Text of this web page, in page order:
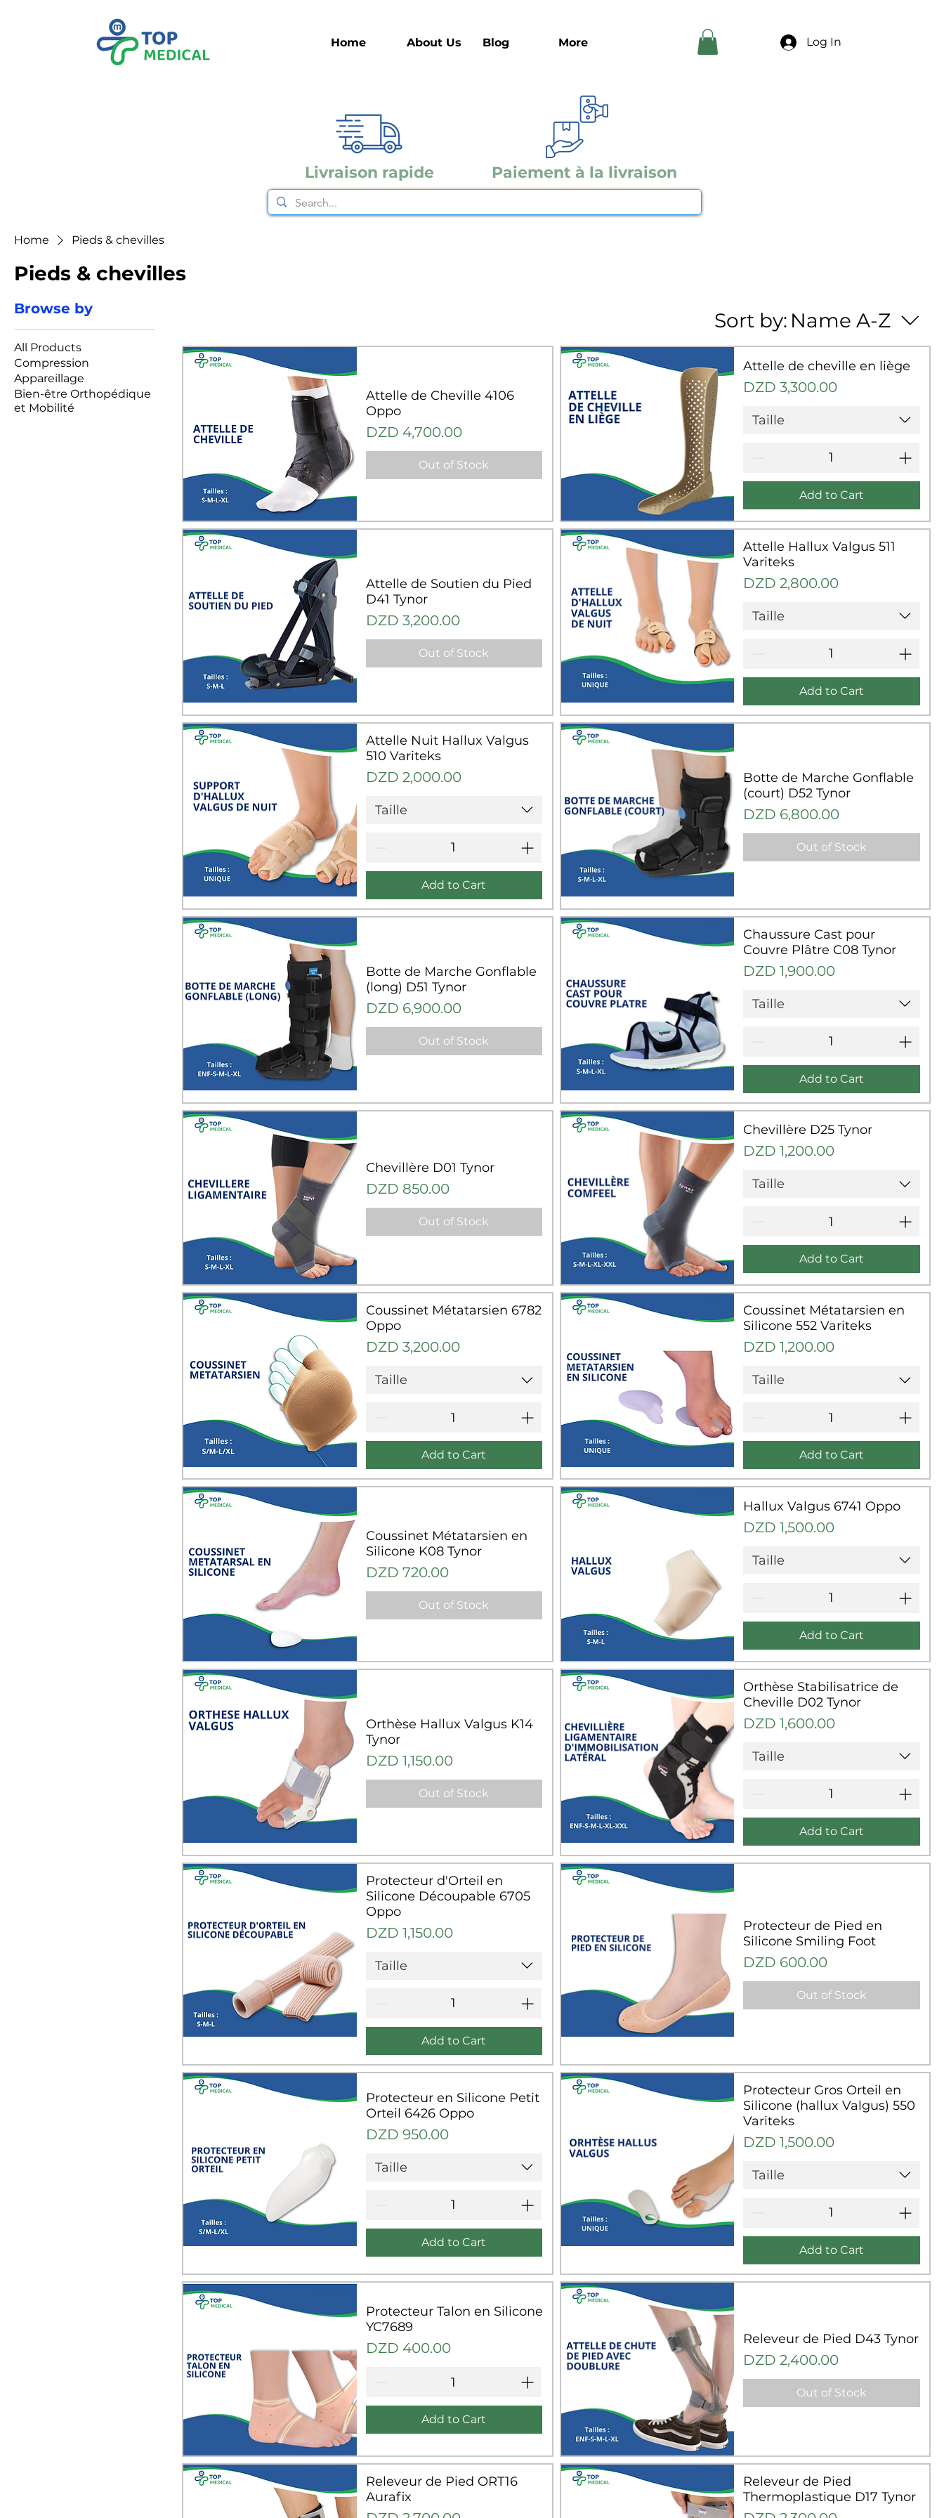
Home About Us Blog More Log In
Livraison rapide Paiement à la livraison
Home Pieds & chevilles
Pieds & chevilles
Browse by
All Products
Compression
Appareillage
Bien-être Orthopédique
et Mobilité
Sort by: Name A-Z
Quick View
Attelle de Cheville 4106
Oppo
Price
DZD 4,700.00
Out of Stock
Quick View
Attelle de cheville en liège
Price
DZD 3,300.00
Taille
Add to Cart
Quick View
Attelle de Soutien du Pied
D41 Tynor
Price
DZD 3,200.00
Out of Stock
Quick View
Attelle Hallux Valgus 511
Variteks
Price
DZD 2,800.00
Taille
Add to Cart
Quick View
Attelle Nuit Hallux Valgus
510 Variteks
Price
DZD 2,000.00
Taille
Add to Cart
Quick View
Botte de Marche Gonflable
(court) D52 Tynor
Price
DZD 6,800.00
Out of Stock
Quick View
Botte de Marche Gonflable
(long) D51 Tynor
Price
DZD 6,900.00
Out of Stock
Quick View
Chaussure Cast pour
Couvre Plâtre C08 Tynor
Price
DZD 1,900.00
Taille
Add to Cart
Quick View
Chevillère D01 Tynor
Price
DZD 850.00
Out of Stock
Quick View
Chevillère D25 Tynor
Price
DZD 1,200.00
Taille
Add to Cart
Quick View
Coussinet Métatarsien 6782
Oppo
Price
DZD 3,200.00
Taille
Add to Cart
Quick View
Coussinet Métatarsien en
Silicone 552 Variteks
Price
DZD 1,200.00
Taille
Add to Cart
Quick View
Coussinet Métatarsien en
Silicone K08 Tynor
Price
DZD 720.00
Out of Stock
Quick View
Hallux Valgus 6741 Oppo
Price
DZD 1,500.00
Taille
Add to Cart
Quick View
Orthèse Hallux Valgus K14
Tynor
Price
DZD 1,150.00
Out of Stock
Quick View
Orthèse Stabilisatrice de
Cheville D02 Tynor
Price
DZD 1,600.00
Taille
Add to Cart
Protecteur d'Orteil en
Silicone Découpable 6705
Oppo
Price
DZD 1,150.00
Taille
Add to Cart
Protecteur de Pied en
Silicone Smiling Foot
Price
DZD 600.00
Out of Stock
Protecteur en Silicone Petit
Orteil 6426 Oppo
Price
DZD 950.00
Taille
Add to Cart
Protecteur Gros Orteil en
Silicone (hallux Valgus) 550
Variteks
Price
DZD 1,500.00
Taille
Add to Cart
Quick View
Protecteur Talon en Silicone
YC7689
Price
DZD 400.00
Add to Cart
Quick View
Releveur de Pied D43 Tynor
Price
DZD 2,400.00
Out of Stock
Releveur de Pied ORT16
Aurafix
Releveur de Pied
Thermoplastique D17 Tynor